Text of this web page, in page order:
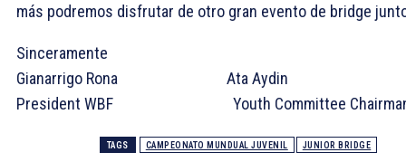
más podremos disfrutar de otro gran evento de bridge
Sinceramente
Gianarrigo Rona Ata Aydin
President WBF Youth Committee
TAGS CAMPEONATO MUNDUAL JUVENIL JUNIOR BRIDGE